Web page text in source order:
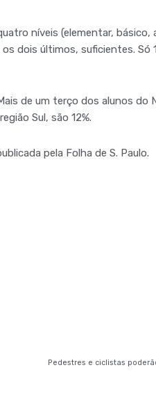
níveis (elementar, básico,
dois últimos, suficientes. Só
de um terço dos alunos do
Sul, são 12%.
pela Folha de S. Paulo.
Pedestres e ciclistas